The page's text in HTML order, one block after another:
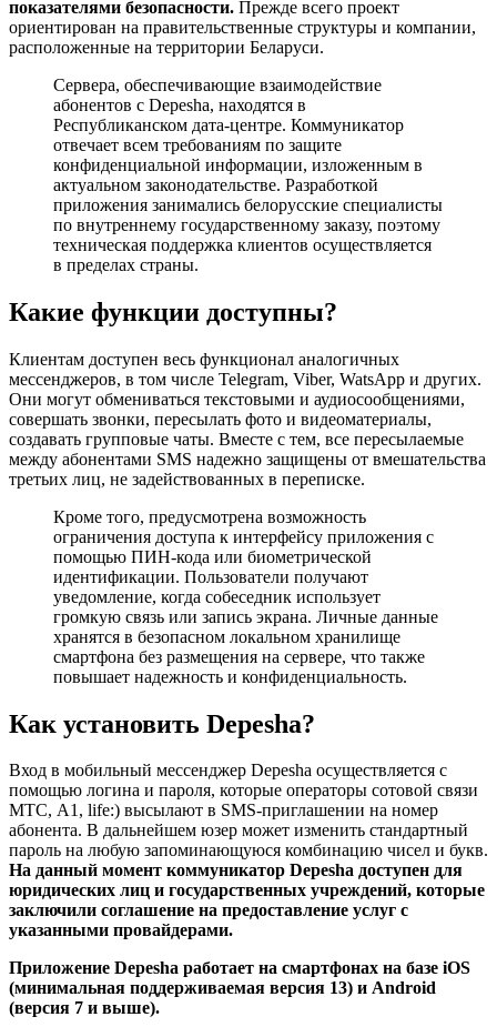
показателями безопасности. Прежде всего проект
ориентирован на правительственные структуры и компании,
расположенные на территории Беларуси.
Сервера, обеспечивающие взаимодействие
абонентов с Depesha, находятся в
Республиканском дата-центре. Коммуникатор
отвечает всем требованиям по защите
конфиденциальной информации, изложенным в
актуальном законодательстве. Разработкой
приложения занимались белорусские специалисты
по внутреннему государственному заказу, поэтому
техническая поддержка клиентов осуществляется
в пределах страны.
Какие функции доступны?
Клиентам доступен весь функционал аналогичных
мессенджеров, в том числе Telegram, Viber, WatsApp и других.
Они могут обмениваться текстовыми и аудиосообщениями,
совершать звонки, пересылать фото и видеоматериалы,
создавать групповые чаты. Вместе с тем, все пересылаемые
между абонентами SMS надежно защищены от вмешательства
третьих лиц, не задействованных в переписке.
Кроме того, предусмотрена возможность
ограничения доступа к интерфейсу приложения с
помощью ПИН-кода или биометрической
идентификации. Пользователи получают
уведомление, когда собеседник использует
громкую связь или запись экрана. Личные данные
хранятся в безопасном локальном хранилище
смартфона без размещения на сервере, что также
повышает надежность и конфиденциальность.
Как установить Depesha?
Вход в мобильный мессенджер Depesha осуществляется с
помощью логина и пароля, которые операторы сотовой связи
МТС, А1, life:) высылают в SMS-приглашении на номер
абонента. В дальнейшем юзер может изменить стандартный
пароль на любую запоминающуюся комбинацию чисел и букв.
На данный момент коммуникатор Depesha доступен для
юридических лиц и государственных учреждений, которые
заключили соглашение на предоставление услуг с
указанными провайдерами.
Приложение Depesha работает на смартфонах на базе iOS
(минимальная поддерживаемая версия 13) и Android
(версия 7 и выше).